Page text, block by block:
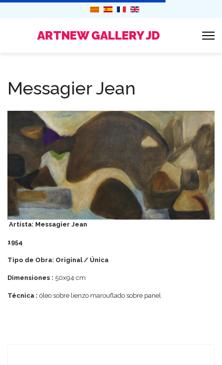
ARTNEW GALLERY JD
Messagier Jean
Artista: Messagier Jean
1954
Tipo de Obra: Original / Única
Dimensiones : 50x94 cm
Técnica : óleo sobre lienzo marouflado sobre panel